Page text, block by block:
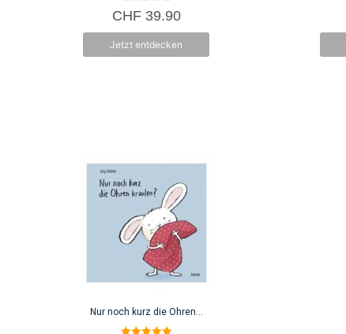
0
v
5
CHF39.90
Jetzt entdecken
Nur noch kurz die Ohren…